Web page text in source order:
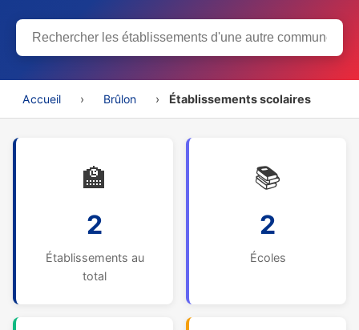
Accueil › Brûlon › Établissements scolaires
🏫
2
Établissements au
total
📚
2
Écoles